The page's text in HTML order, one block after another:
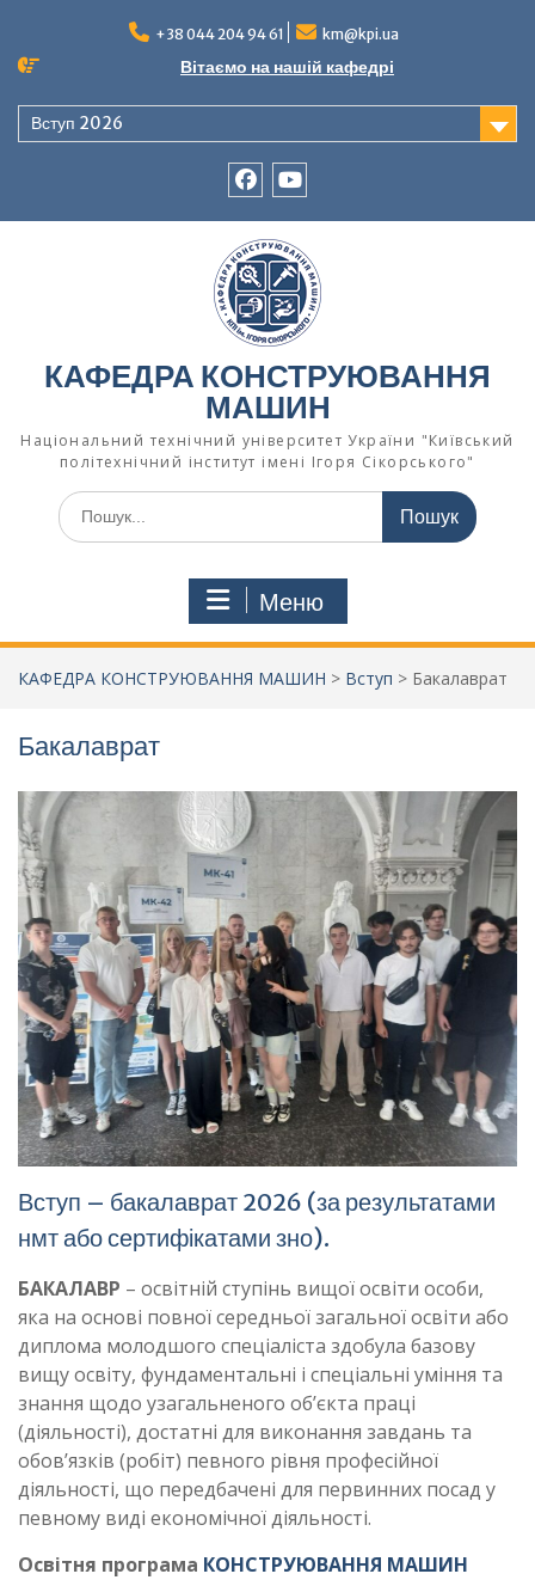
вмісту
+38 044 204 94 61 km@kpi.ua
Вітаємо на нашій кафедрі
Вступ 2026
КАФЕДРА КОНСТРУЮВАННЯ
МАШИН
Національний технічний університет України "Київський
політехнічний інститут імені Ігоря Сікорського"
Шукати:
Меню
КАФЕДРА КОНСТРУЮВАННЯ МАШИН > Вступ > Бакалаврат
Бакалаврат
Вступ – бакалаврат 2026 (за результатами
нмт або сертифікатами зно).
БАКАЛАВР – освітній ступінь вищої освіти особи,
яка на основі повної середньої загальної освіти або
диплома молодшого спеціаліста здобула базову
вищу освіту, фундаментальні і спеціальні уміння та
знання щодо узагальненого об’єкта праці
(діяльності), достатні для виконання завдань та
обов’язків (робіт) певного рівня професійної
діяльності, що передбачені для первинних посад у
певному виді економічної діяльності.
Освітня програма КОНСТРУЮВАННЯ МАШИН